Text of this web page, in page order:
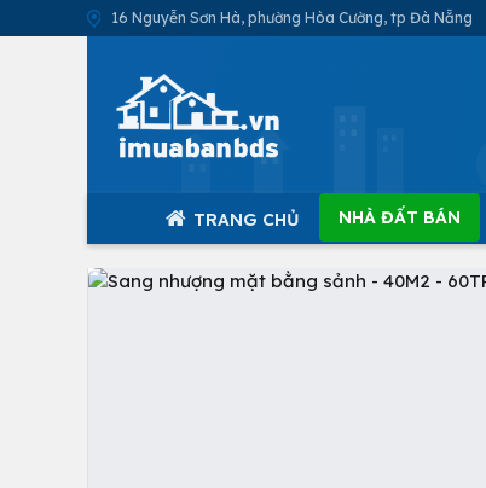
16 Nguyễn Sơn Hà, phường Hòa Cường, tp Đà Nẵng
TRANG CHỦ NHÀ ĐẤT BÁN